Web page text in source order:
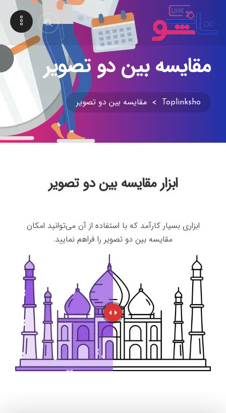
مقایسه بین دو تصویر
Toplinksho
> مقایسه بین دو تصویر
ابزار مقایسه بین دو تصویر
ابزاری بسیار کارآمد که با استفاده از آن می‌توانید امکان
مقایسه بین دو تصویر را فراهم نمایید.